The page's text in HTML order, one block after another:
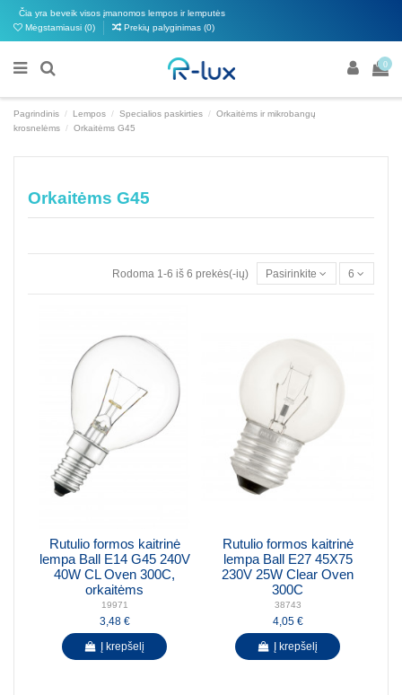
Čia yra beveik visos įmanomos lempos ir lemputės
Mėgstamiausi (0) Prekių palyginimas (0)
0
Pagrindinis Lempos Specialios paskirties
Orkaitėms ir mikrobangų
krosnelėms
Orkaitėms G45
Orkaitėms G45
Rodoma 1-6 iš 6 prekės(-ių) Pasirinkite 6
Rutulio formos kaitrinė
lempa Ball E14 G45 240V
40W CL Oven 300C,
orkaitėms
19971
3,48 €
Į krepšelį
Rutulio formos kaitrinė
lempa Ball E27 45X75
230V 25W Clear Oven
300C
38743
4,05 €
Į krepšelį